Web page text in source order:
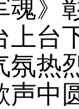
魂》
上台
氛热
声中